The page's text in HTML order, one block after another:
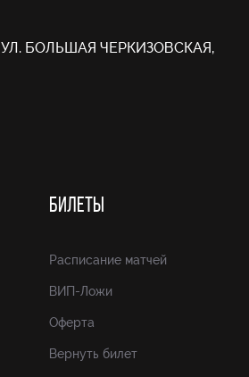
УЛ. БОЛЬШАЯ ЧЕРКИЗОВСКАЯ,
БИЛЕТЫ
Расписание матчей
ВИП-Ложи
Оферта
Вернуть билет